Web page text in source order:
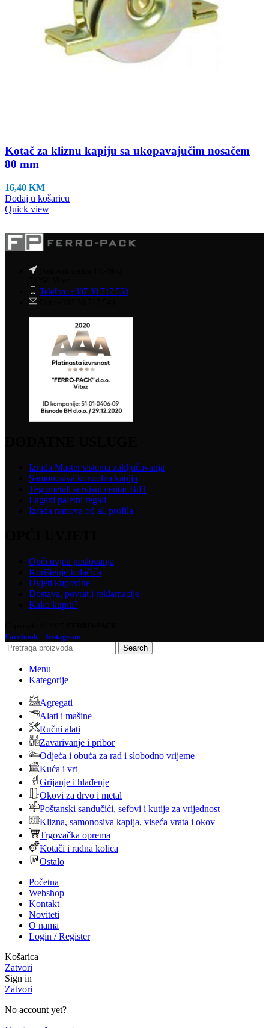
Kotač za kliznu kapiju sa ukopavajučim nosačem
80 mm
16,40 KM
Dodaj u košaricu
Quick view
Telefon: +387 30 717 550
Izrada Master sistema zaključavanja
Samonosiva konzolna kapija
Tegometall servisni centar BiH
Lagani paletni regali
Izrada ramova od al. profila
Opći uvjeti poslovanja
Korištenje kolačića
Uvjeti kupovine
Dostava, povrat i reklamacije
Kako kupiti?
Facebook
Instagram
Search
Menu
Kategorije
Agregati
Alati i mašine
Ručni alati
Zavarivanje i pribor
Odjeća i obuća za rad i slobodno vrijeme
Kuća i vrt
Grijanje i hlađenje
Okovi za drvo i metal
Poštanski sandučići, sefovi i kutije za vrijednost
Klizna, samonosiva kapija, viseća vrata i okov
Trgovačka oprema
Kotači i radna kolica
Ostalo
Početna
Webshop
Kontakt
Noviteti
O nama
Login / Register
Košarica
Zatvori
Sign in
Zatvori
No account yet?